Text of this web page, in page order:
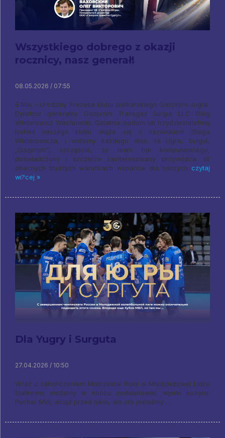
Wszystkiego dobrego z okazji
rocznicy, nasz generał!
08.05.2026 / 07:55
8 Maj – Urodziny Prezesa klubu siatkarskiego Gazprom-Jugra,
Dyrektor generalny Gazprom Transgaz Surgut LLC Oleg
Wiktorowicz Wachowski. Ostatnie siedem lat trzydziestoletniej
historii naszego klubu wiąże się z nazwiskiem Olega
Wiktorowicza, i widzimy każdego dnia, ta Ugra, Surgut,
„Gazprom”, szczęście, że mam tak kompetentnego,
doświadczony i szczerze zainteresowany przywódca. W
obecnych trudnych warunkach wsparcie dla naszych czytaj
wi?cej »
Dla Yugry i Surguta
27.04.2026 / 10:50
Wraz z zakończeniem Mistrzostw Rosji w Młodzieżowej Lidze
Siatkowej możemy w końcu podsumować wyniki sezonu.
Puchar MVL wciąż przed nami, ale oto jesteśmy …